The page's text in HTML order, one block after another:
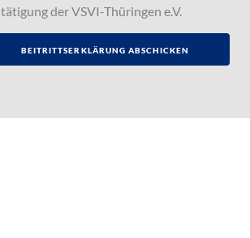
der VSVI-Thüringen e.V.